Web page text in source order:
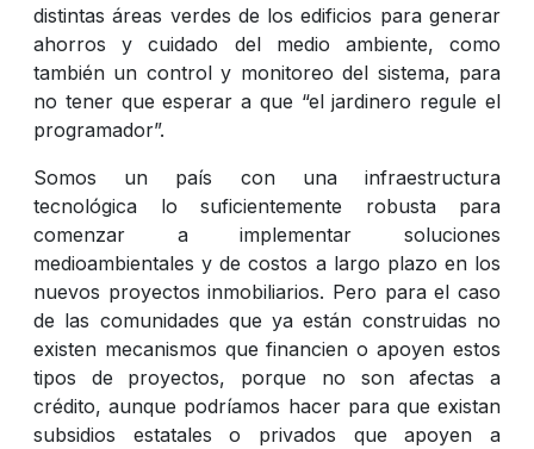
distintas áreas verdes de los edificios para generar
ahorros y cuidado del medio ambiente, como
también un control y monitoreo del sistema, para
no tener que esperar a que “el jardinero regule el
programador”.
Somos un país con una infraestructura
tecnológica lo suficientemente robusta para
comenzar a implementar soluciones
medioambientales y de costos a largo plazo en los
nuevos proyectos inmobiliarios. Pero para el caso
de las comunidades que ya están construidas no
existen mecanismos que financien o apoyen estos
tipos de proyectos, porque no son afectas a
crédito, aunque podríamos hacer para que existan
subsidios estatales o privados que apoyen a